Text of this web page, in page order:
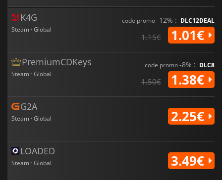
K4G
Steam · Global
code promo-12% : DLC12DEAL
1.15€ 1.01€
PremiumCDKeys
Steam · Global
code promo-8% : DLC8
1.50€ 1.38€
G2A
Steam · Global 2.25€
LOADED
Steam · Global 3.49€